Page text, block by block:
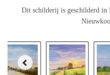
Dit schilderij is geschilderd in